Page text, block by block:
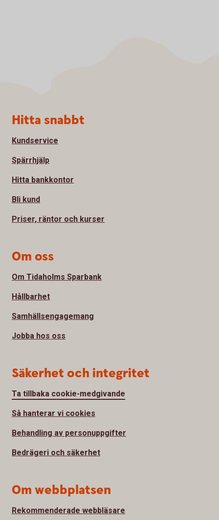
Sidfot
Hitta snabbt
Kundservice
Spärrhjälp
Hitta bankkontor
Bli kund
Priser, räntor och kurser
Om oss
Om Tidaholms Sparbank
Hållbarhet
Samhällsengagemang
Jobba hos oss
Säkerhet och integritet
Ta tillbaka cookie-medgivande
Så hanterar vi cookies
Behandling av personuppgifter
Bedrägeri och säkerhet
Om webbplatsen
Rekommenderade webbläsare